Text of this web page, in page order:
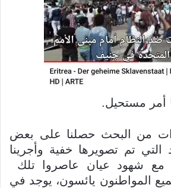
أمر مستحيل.
من البحث حصلنا على بعض
تم تصويرها خفية وأجرينا
مع شهود عيان عاصروا تلك
المواطنون يائسون، يوجد في